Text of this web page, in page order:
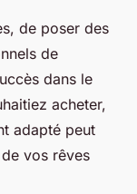
de poser des
de
dans le
acheter,
adapté peut
vos rêves